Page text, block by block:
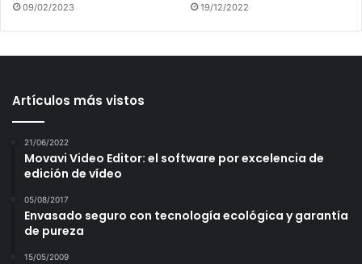
09/02/2023 19/12/2022
Artículos más vistos
21/06/2022
Movavi Video Editor: el software por excelencia de
edición de vídeo
05/08/2017
Envasado seguro con tecnología ecológica y garantía
de pureza
15/05/2009